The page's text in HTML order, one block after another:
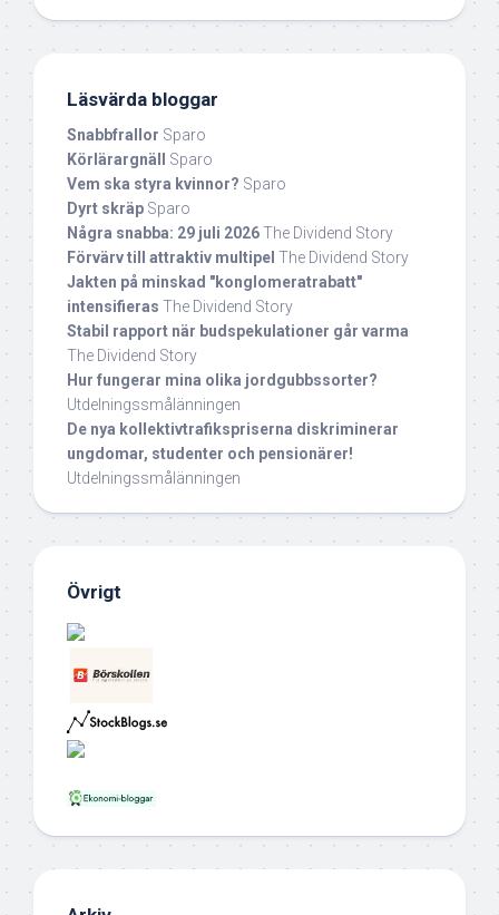
Läsvärda bloggar
Snabbfrallor Sparo
Körlärargnäll
Sparo
Vem ska styra kvinnor? Sparo
Dyrt skräp Sparo
Några snabba: 29 juli 2026The Dividend Story
Förvärv till attraktiv multipel The Dividend Story
Jakten på minskad "konglomeratrabatt"
intensifieras The Dividend Story
Stabil rapport när budspekulationer går varma
The Dividend Story
Hur fungerar mina olika jordgubbssorter?
Utdelningssmålänningen
De nya kollektivtrafikspriserna diskriminerar
ungdomar, studenter och pensionärer!
Utdelningssmålänningen
Övrigt